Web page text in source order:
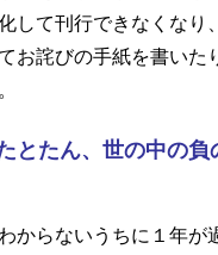
して刊行できなくなり
お詫びの手紙を書いた
とたん、世の中の
らないうちに１年が